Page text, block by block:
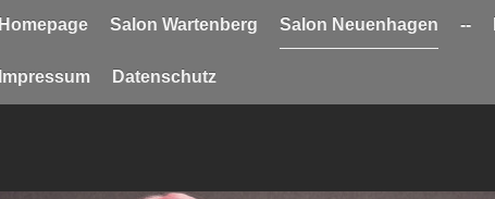
Homepage Salon Wartenberg Salon Neuenhagen --
Impressum Datenschutz